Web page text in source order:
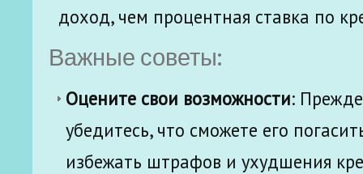
доход, чем процентная ставка по
Важные советы:
Оцените свои возможности:
убедитесь, что сможете его
избежать штрафов и ухудшения